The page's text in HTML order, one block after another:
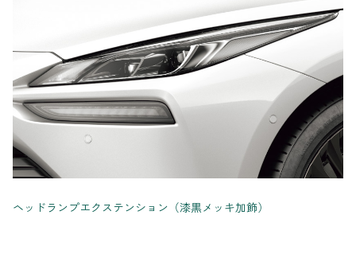
ヘッドランプエクステンション（漆黒メッキ加飾）